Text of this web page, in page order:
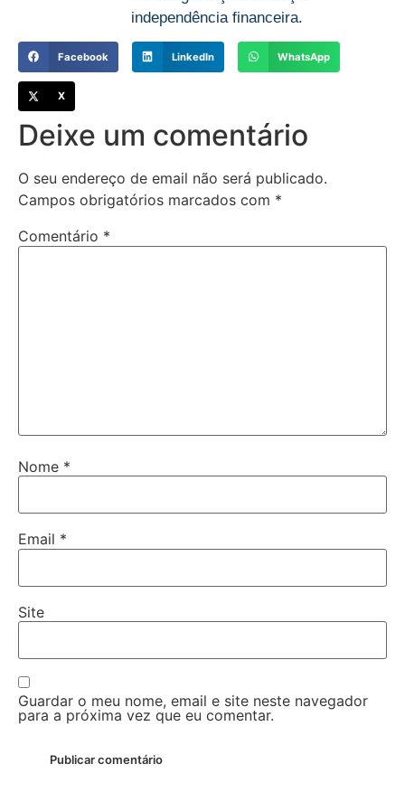
independência financeira.
Facebook LinkedIn WhatsApp
X
Deixe um comentário
O seu endereço de email não será publicado.
Campos obrigatórios marcados com *
Comentário *
Nome *
Email *
Site
Guardar o meu nome, email e site neste navegador
para a próxima vez que eu comentar.